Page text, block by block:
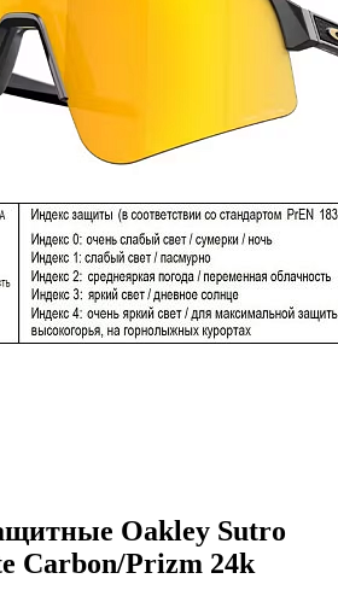
Oakley Sutro
Carbon/Prizm 24k